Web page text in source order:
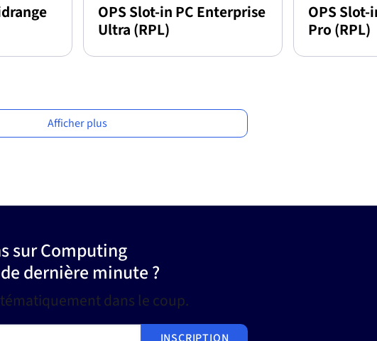
OPS Slot-in PC Enterprise
Ultra (RPL)
OPS
Pro (RPL)
Afficher plus
sur Computing
dernière minute ?
dans le coup.